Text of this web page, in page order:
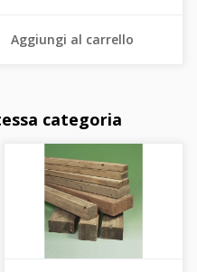
Aggiungi al carrello
categoria